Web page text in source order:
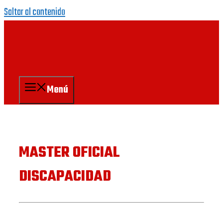
Saltar al contenido
Menú
MASTER OFICIAL
DISCAPACIDAD